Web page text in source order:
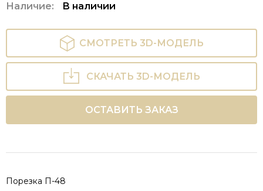
Наличие:
В наличии
СМОТРЕТЬ 3D-МОДЕЛЬ
СКАЧАТЬ 3D-МОДЕЛЬ
ОСТАВИТЬ ЗАКАЗ
Порезка П-48